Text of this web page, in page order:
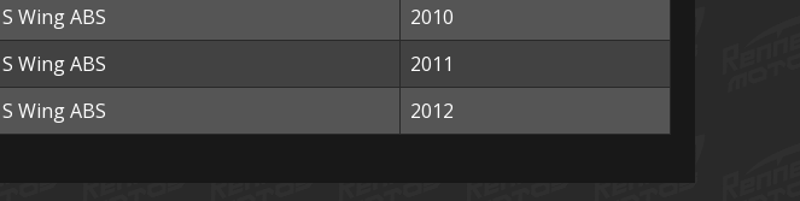
S Wing ABS
2010
S Wing ABS
2011
S Wing ABS 2012